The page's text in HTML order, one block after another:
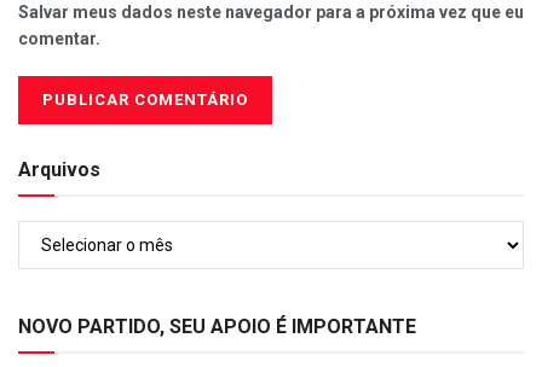
Salvar meus dados neste navegador para a próxima vez que eu
comentar.
Arquivos
NOVO PARTIDO, SEU APOIO É IMPORTANTE